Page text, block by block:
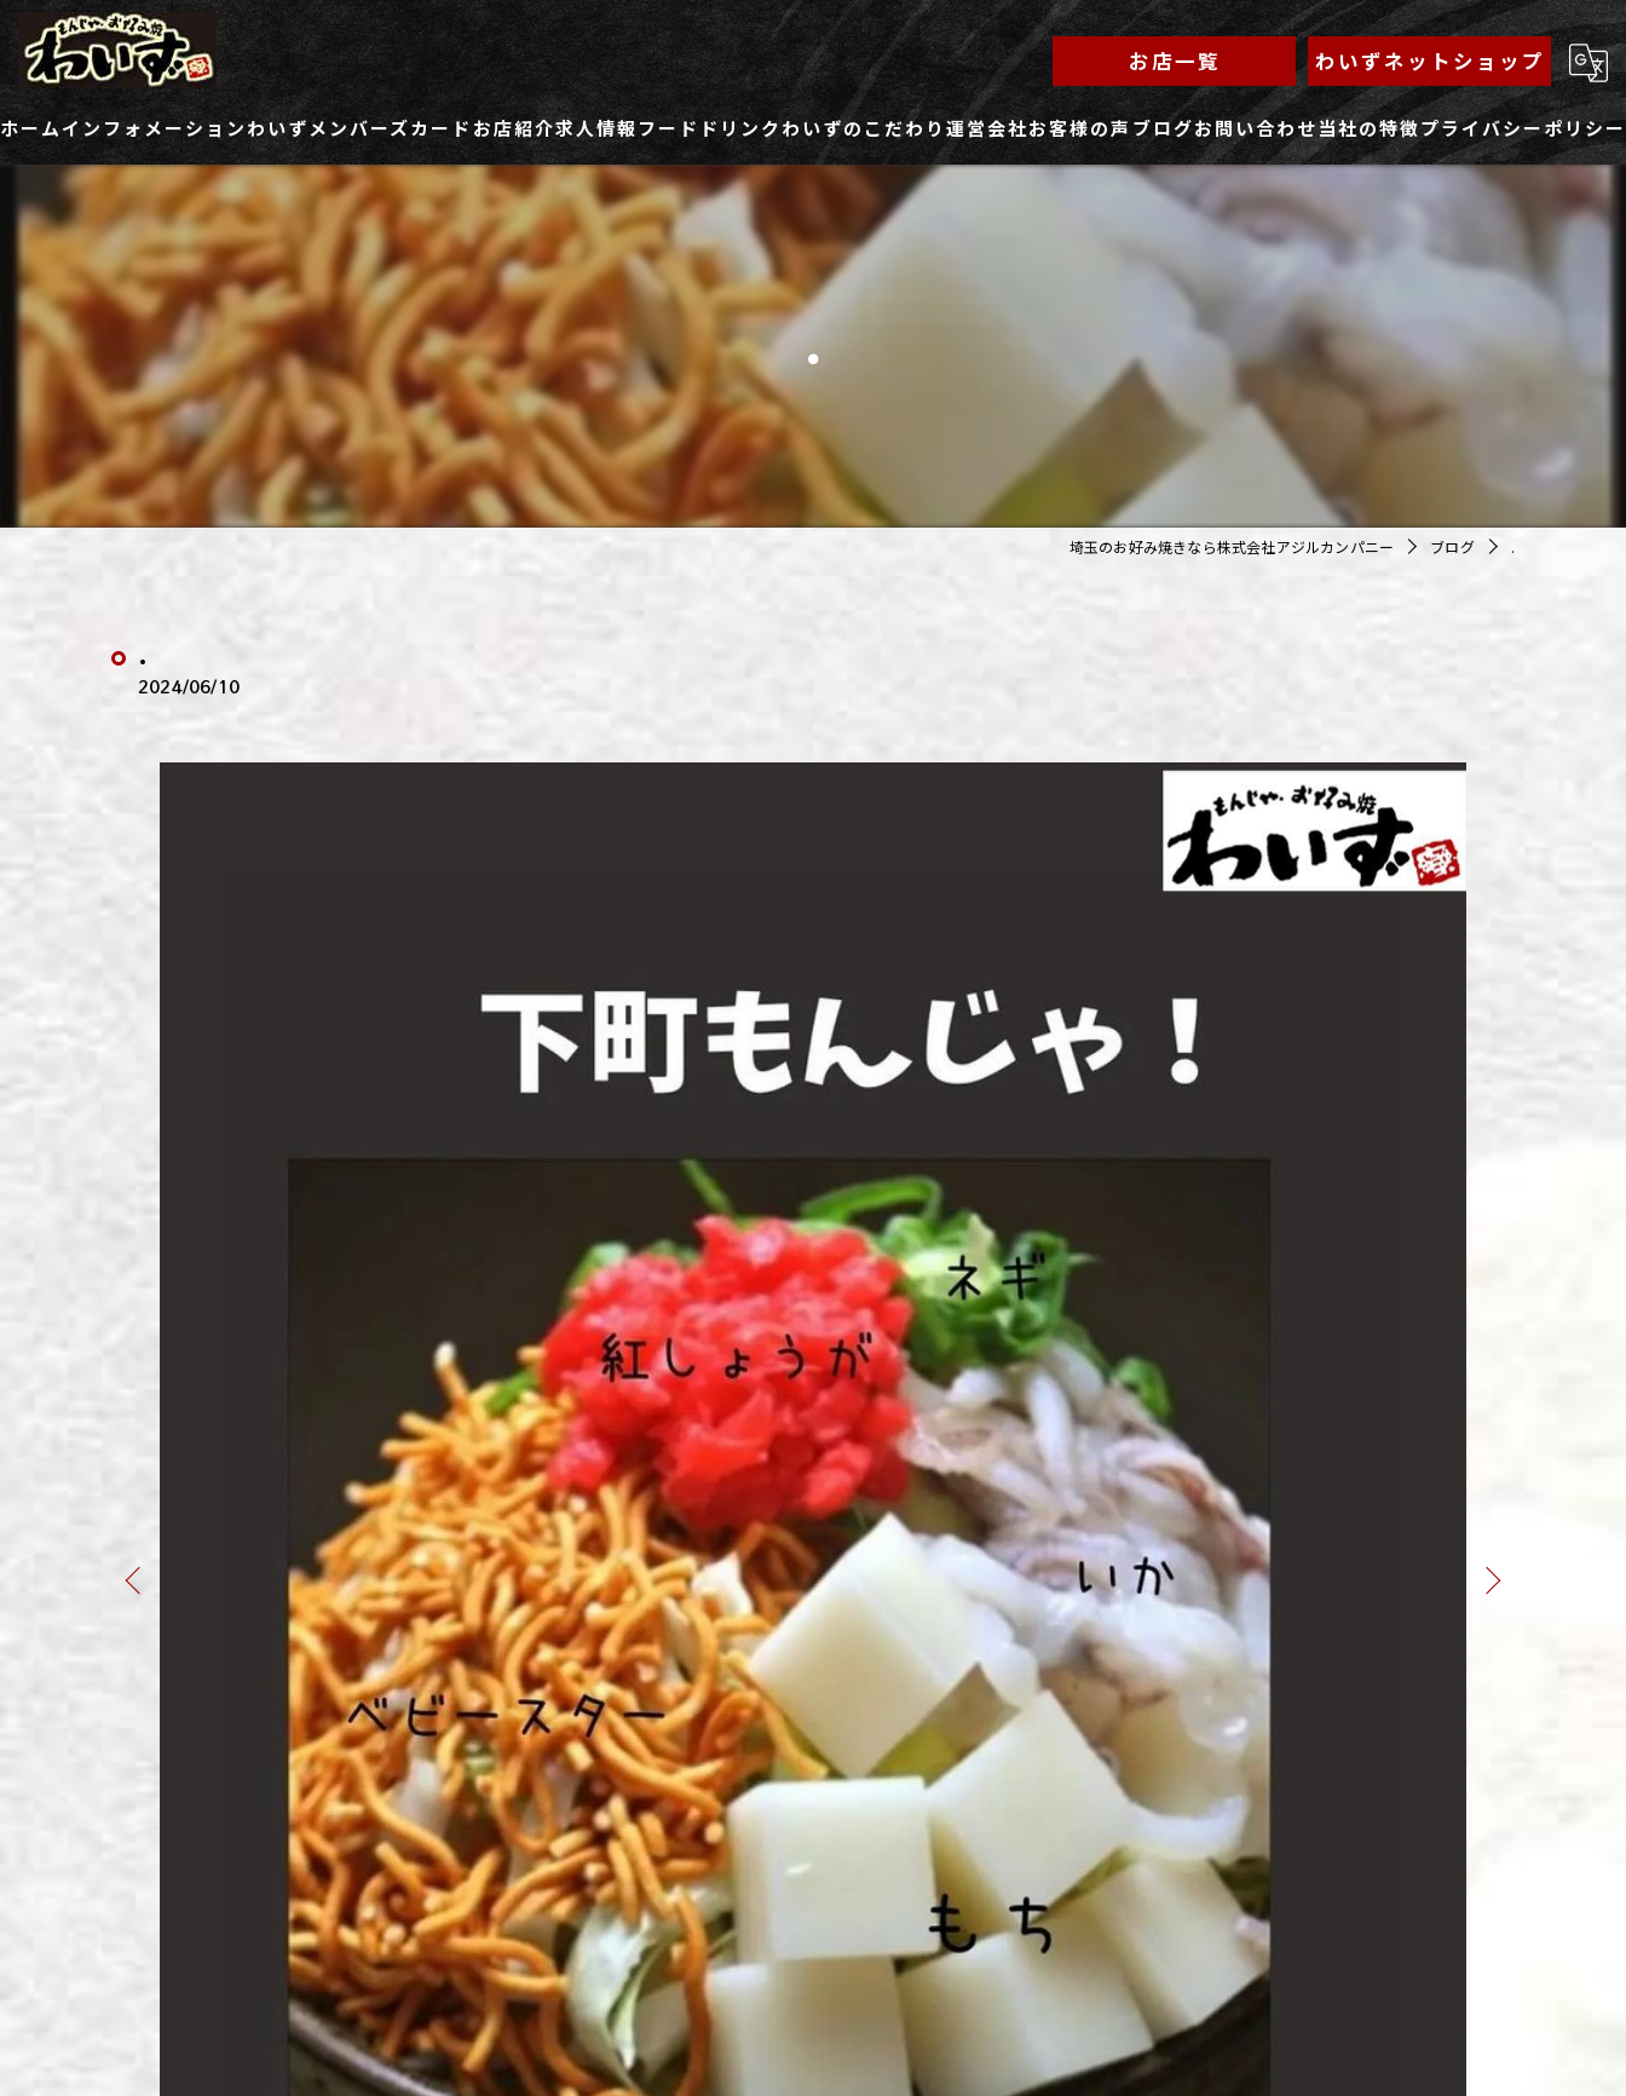
お店一覧 わいずネットショップ
ホームインフォメーションわいずメンバーズカード
ご登録情報変更フォーム
お店紹介
わいず所沢店
わいずふじみ野店
わいず熊谷店
わいず春日部店
わいず三芳店
わいず東川口店
求人情報
社員用求人ページ
パート・アルバイト用求人ページ
フード ドリンクわいずのこだわり運営会社お客様の声 ブログお問い合わせ
求人フォーム
当社の特徴プライバシーポリシー
.
埼玉のお好み焼きなら株式会社アジルカンパニー ブログ .
.
2024/06/10